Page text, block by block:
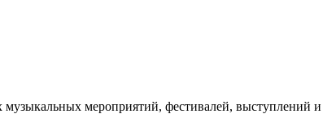
мероприятий, фестивалей, выступлений и